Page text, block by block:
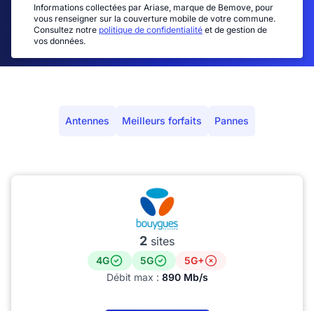
Informations collectées par Ariase, marque de Bemove, pour
vous renseigner sur la couverture mobile de votre commune.
Consultez notre politique de confidentialité et de gestion de
vos données.
Antennes Meilleurs forfaits Pannes
2 sites
4G 5G
5G+
Débit max : 890 Mb/s